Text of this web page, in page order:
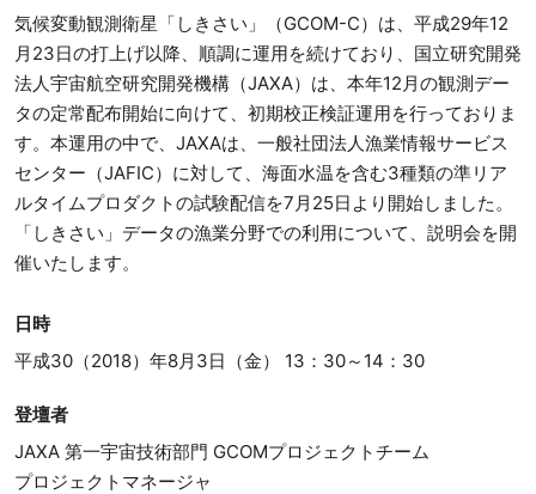
気候変動観測衛星「しきさい」（GCOM-C）は、平成29年12
月23日の打上げ以降、順調に運用を続けており、国立研究開発
法人宇宙航空研究開発機構（JAXA）は、本年12月の観測デー
タの定常配布開始に向けて、初期校正検証運用を行っておりま
す。本運用の中で、JAXAは、一般社団法人漁業情報サービス
センター（JAFIC）に対して、海面水温を含む3種類の準リア
ルタイムプロダクトの試験配信を7月25日より開始しました。
「しきさい」データの漁業分野での利用について、説明会を開
催いたします。
日時
平成30（2018）年8月3日（金） 13：30～14：30
登壇者
JAXA 第一宇宙技術部門 GCOMプロジェクトチーム
プロジェクトマネージャ